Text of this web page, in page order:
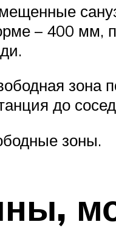
– 400 мм,
зона
до
зоны.